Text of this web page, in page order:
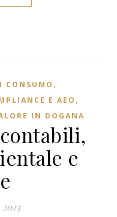
CONSUMO ,
E AEO ,
IN DOGANA
e